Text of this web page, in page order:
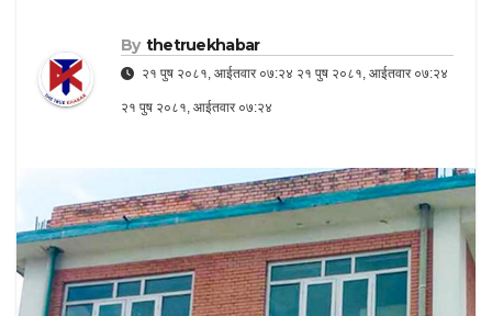
By thetruekhabar
२१ पुष २०८१, आईतवार ०७:२४ २१ पुष २०८१, आईतवार ०७:२४
२१ पुष २०८१, आईतवार ०७:२४